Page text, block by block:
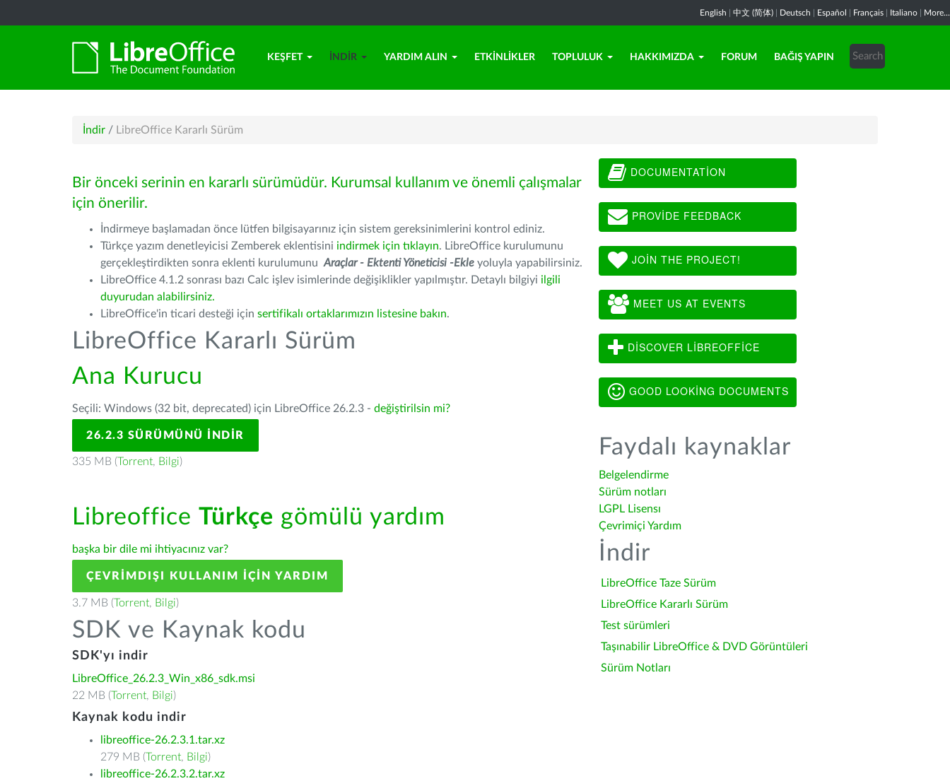
English 中文 (简体) Deutsch Español Français Italiano More...
KEŞFET İNDIR YARDIM ALIN ETKINLIKLER TOPLULUK HAKKIMIZDA FORUM BAĞIŞ YAPIN
İndir / LibreOffice Kararlı Sürüm
Bir önceki serinin en kararlı sürümüdür. Kurumsal kullanım ve önemli çalışmalar
için önerilir.
İndirmeye başlamadan önce lütfen bilgisayarınız için sistem gereksinimlerini kontrol ediniz.
Türkçe yazım denetleyicisi Zemberek eklentisini indirmek için tıklayın. LibreOffice kurulumunu
gerçekleştirdikten sonra eklenti kurulumunu Araçlar - Ektenti Yöneticisi -Ekle yoluyla yapabilirsiniz.
LibreOffice 4.1.2 sonrası bazı Calc işlev isimlerinde değişiklikler yapılmıştır. Detaylı bilgiyi ilgili
duyurudan alabilirsiniz.
LibreOffice'in ticari desteği için sertifikalı ortaklarımızın listesine bakın.
LibreOffice Kararlı Sürüm
Ana Kurucu
Seçili: Windows (32 bit, deprecated) için LibreOffice 26.2.3 - değiştirilsin mi?
26.2.3 SÜRÜMÜNÜ İNDIR
335 MB (Torrent, Bilgi)
Libreoffice Türkçe gömülü yardım
başka bir dile mi ihtiyacınız var?
ÇEVRIMDIŞI KULLANIM IÇIN YARDIM
3.7 MB (Torrent, Bilgi)
SDK ve Kaynak kodu
SDK'yı indir
LibreOffice_26.2.3_Win_x86_sdk.msi
22 MB (Torrent, Bilgi)
Kaynak kodu indir
libreoffice-26.2.3.1.tar.xz
279 MB (Torrent, Bilgi)
libreoffice-26.2.3.2.tar.xz
DOCUMENTATION
PROVIDE FEEDBACK
JOIN THE PROJECT!
MEET US AT EVENTS
DISCOVER LIBREOFFICE
GOOD LOOKING DOCUMENTS
Faydalı kaynaklar
Belgelendirme
Sürüm notları
LGPL Lisensı
Çevrimiçi Yardım
İndir
LibreOffice Taze Sürüm
LibreOffice Kararlı Sürüm
Test sürümleri
Taşınabilir LibreOffice & DVD Görüntüleri
Sürüm Notları